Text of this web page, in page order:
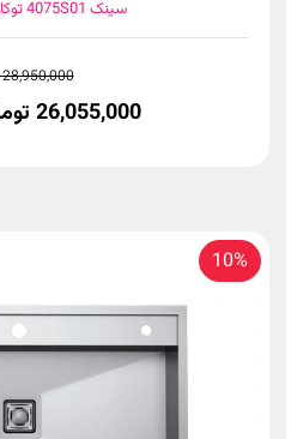
سینک 4075S01 توکار استیل میلان
28,950,000 تومان
26,055,000 تومان
10%